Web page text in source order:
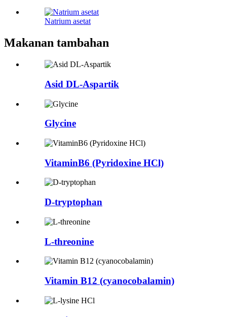
Natrium asetat
Makanan tambahan
Asid DL-Aspartik
Glycine
VitaminB6 (Pyridoxine HCl)
D-tryptophan
L-threonine
Vitamin B12 (cyanocobalamin)